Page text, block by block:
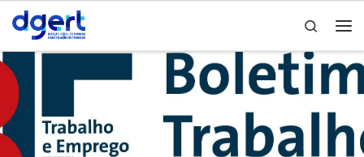
Skip to content
Search